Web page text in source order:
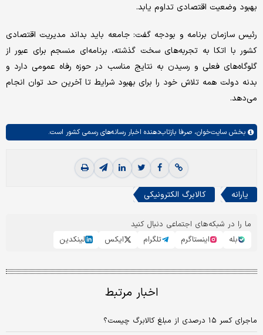
بهبود وضعیت اقتصادی تداوم یابد.
رئیس سازمان برنامه و بودجه گفت: جامعه باید بداند مدیریت اقتصادی
کشور با اتکا به تجربه‌های سخت گذشته، برنامه‌ای منسجم برای عبور از
گلوگاه‌های فعلی و رسیدن به نتایج مناسب در حوزه رفاه عمومی دارد و
بدنه دولت همه تلاش خود را برای بهبود شرایط تا آخرین حد توان انجام
می‌دهد.
بخش سایت‌خوان، صرفا بازتاب‌دهنده اخبار رسانه‌های رسمی کشور است.
یارانه کالابرگ الکترونیکی
ما را در شبکه‌های اجتماعی دنبال کنید
بله
اینستاگرم تلگرام ایکس لینکدین
اخبار مرتبط
ماجرای کسر ۱۵ درصدی از مبلغ کالابرگ چیست؟